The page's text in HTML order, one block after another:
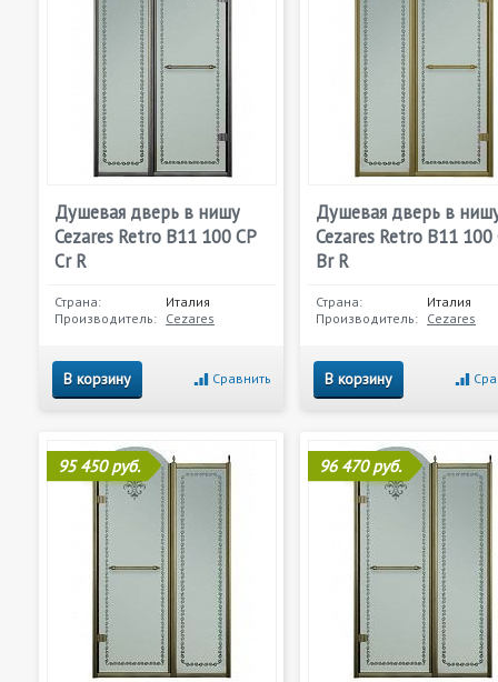
Душевая дверь в нишу
Cezares Retro B11 100 CP
Cr R
Страна:
Италия
Производитель: Cezares
В корзину Сравнить
Душевая дверь в
Cezares Retro B11 100
Br R
Страна:
Италия
Производитель: Cezares
В корзину
95 450 руб. 96 470 руб.